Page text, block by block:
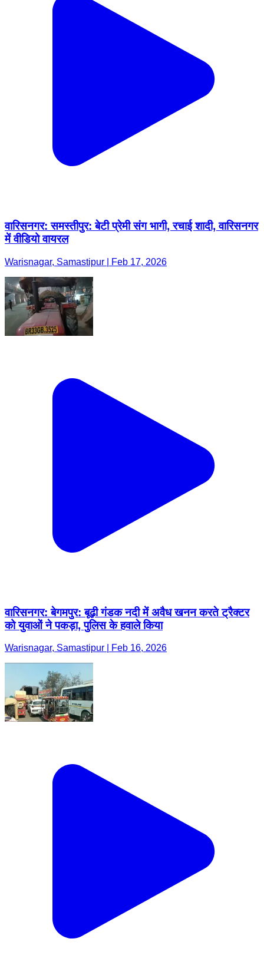
वारिसनगर: समस्तीपुर: बेटी प्रेमी संग भागी, रचाई शादी, वारिसनगर
में वीडियो वायरल
Warisnagar, Samastipur | Feb 17, 2026
वारिसनगर: बेगमपुर: बूढ़ी गंडक नदी में अवैध खनन करते ट्रैक्टर
को युवाओं ने पकड़ा, पुलिस के हवाले किया
Warisnagar, Samastipur | Feb 16, 2026